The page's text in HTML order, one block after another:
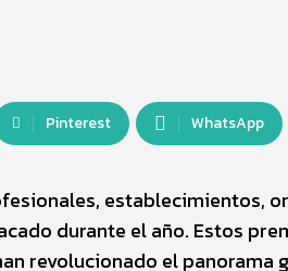
Pinterest WhatsApp
establecimientos,
durante el año. Estos
revolucionado el panorama